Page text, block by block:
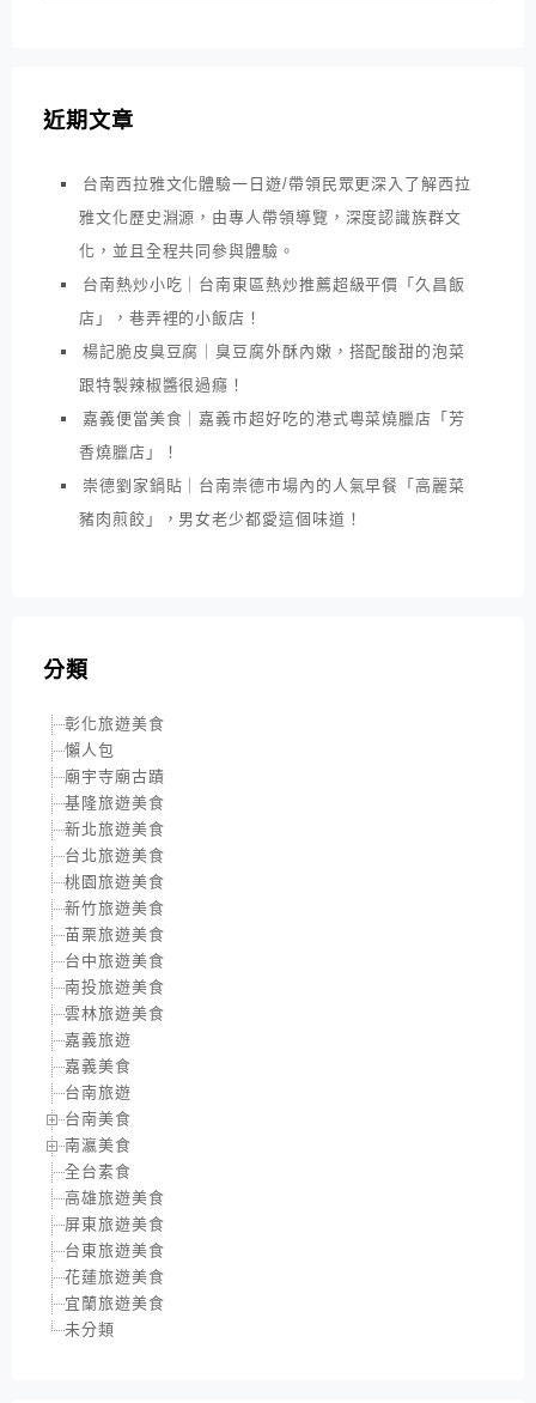
近期文章
台南西拉雅文化體驗一日遊/帶領民眾更深入了解西拉
雅文化歷史淵源，由專人帶領導覽，深度認識族群文
化，並且全程共同參與體驗。
台南熱炒小吃｜台南東區熱炒推薦超級平價「久昌飯
店」，巷弄裡的小飯店！
楊記脆皮臭豆腐｜臭豆腐外酥內嫩，搭配酸甜的泡菜
跟特製辣椒醬很過癮！
嘉義便當美食｜嘉義市超好吃的港式粵菜燒臘店「芳
香燒臘店」！
崇德劉家鍋貼｜台南崇德市場內的人氣早餐「高麗菜
豬肉煎餃」，男女老少都愛這個味道！
分類
彰化旅遊美食
懶人包
廟宇寺廟古蹟
基隆旅遊美食
新北旅遊美食
台北旅遊美食
桃園旅遊美食
新竹旅遊美食
苗栗旅遊美食
台中旅遊美食
南投旅遊美食
雲林旅遊美食
嘉義旅遊
嘉義美食
台南旅遊
台南美食
南瀛美食
全台素食
高雄旅遊美食
屏東旅遊美食
台東旅遊美食
花蓮旅遊美食
宜蘭旅遊美食
未分類